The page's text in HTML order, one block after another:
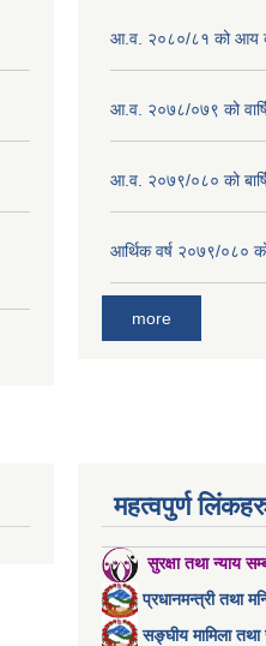
आ.व. २०८०/८१ को आय
आ.व. २०७८/०७९ को
आ.व. २०७९/०८० को
आर्थिक वर्ष २०७९/०८०
more
महत्वपुर्ण
सुरक्षा तथा न्याय
प्रधानमन्त्री तथा
सङ्घीय मामिला तथा